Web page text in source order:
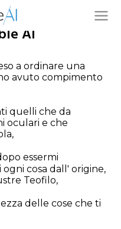
AI
a ordinare una
avuto compimento
quelli che da
oculari e che
essermi
cosa dall' origine,
Teofilo,
delle cose che ti